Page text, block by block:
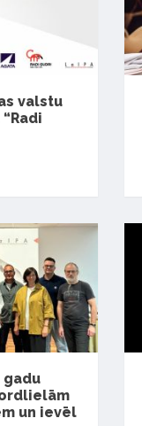
valstu
gadu
un ievēl